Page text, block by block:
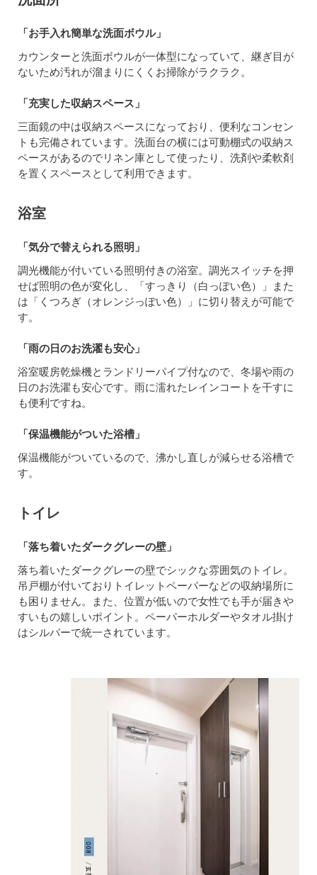
「お手入れ簡単な洗面ボウル」
カウンターと洗面ボウルが一体型になっていて、継ぎ目が
ないため汚れが溜まりにくくお掃除がラクラク。
「充実した収納スペース」
三面鏡の中は収納スペースになっており、便利なコンセン
トも完備されています。洗面台の横には可動棚式の収納ス
ペースがあるのでリネン庫として使ったり、洗剤や柔軟剤
を置くスペースとして利用できます。
浴室
「気分で替えられる照明」
調光機能が付いている照明付きの浴室。調光スイッチを押
せば照明の色が変化し、「すっきり（白っぽい色）」また
は「くつろぎ（オレンジっぽい色）」に切り替えが可能で
す。
「雨の日のお洗濯も安心」
浴室暖房乾燥機とランドリーパイプ付なので、冬場や雨の
日のお洗濯も安心です。雨に濡れたレインコートを干すに
も便利ですね。
「保温機能がついた浴槽」
保温機能がついているので、沸かし直しが減らせる浴槽で
す。
トイレ
「落ち着いたダークグレーの壁」
落ち着いたダークグレーの壁でシックな雰囲気のトイレ。
吊戸棚が付いておりトイレットペーパーなどの収納場所に
も困りません。また、位置が低いので女性でも手が届きや
すいもの嬉しいポイント。ペーパーホルダーやタオル掛け
はシルバーで統一されています。